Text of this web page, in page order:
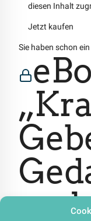
diesen Inhalt
Jetzt kaufen
Sie haben schon